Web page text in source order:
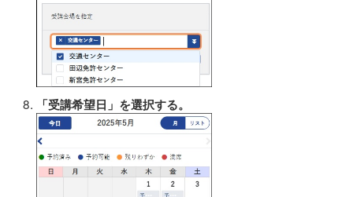
「受講希望日」を選択する。